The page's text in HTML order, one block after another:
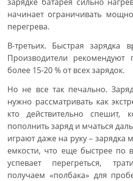
начинает ограничивать
перегрева.
В-третьих. Быстрая зарядка
Производители рекомендуют
более 15-20 % от всех зарядок.
Но не все так печально.
нужно рассматривать как
кто действительно спешит,
пополнить заряд и мчаться
играют даже на руку – зарядка
емкости, что еще быстрее по
успевает перегреться,
получаем «полбака» для